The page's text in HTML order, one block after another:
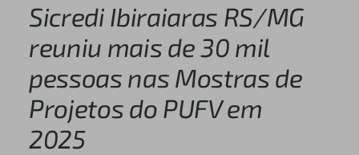
Sicredi Ibiraiaras RS/MG
reuniu mais de 30 mil
pessoas nas Mostras de
Projetos do PUFV em
2025